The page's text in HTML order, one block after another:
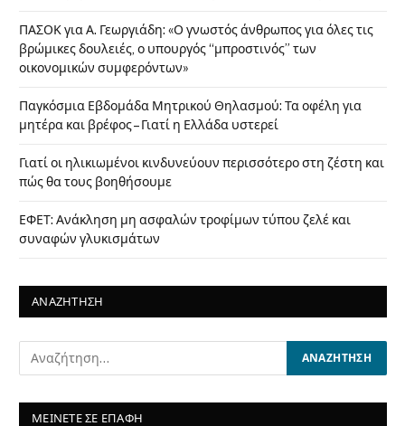
ΠΑΣΟΚ για Α. Γεωργιάδη: «Ο γνωστός άνθρωπος για όλες τις
βρώμικες δουλειές, ο υπουργός “μπροστινός” των
οικονομικών συμφερόντων»
Παγκόσμια Εβδομάδα Μητρικού Θηλασμού: Τα οφέλη για
μητέρα και βρέφος – Γιατί η Ελλάδα υστερεί
Γιατί οι ηλικιωμένοι κινδυνεύουν περισσότερο στη ζέστη και
πώς θα τους βοηθήσουμε
ΕΦΕΤ: Ανάκληση μη ασφαλών τροφίμων τύπου ζελέ και
συναφών γλυκισμάτων
ΑΝΑΖΗΤΗΣΗ
ΜΕΙΝΕΤΕ ΣΕ ΕΠΑΦΗ